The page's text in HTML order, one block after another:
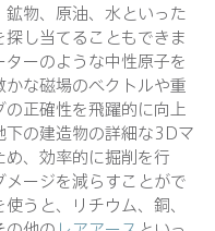
物、原油、水といった
し当てることもできま
ーのような中性原子を
な磁場のベクトルや重
正確性を飛躍的に向上
下の建造物の詳細な3Dマ
、効率的に掘削を行
ージを減らすことがで
うと、リチウム、銅、